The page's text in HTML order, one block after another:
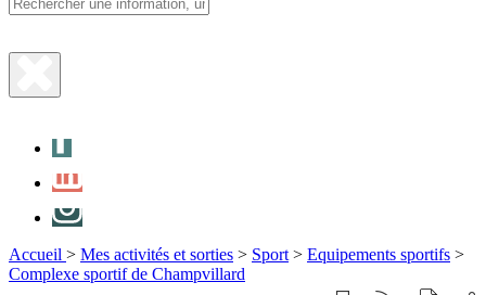
Fermer
Accueil > Mes activités et sorties > Sport > Equipements sportifs >
Complexe sportif de Champvillard